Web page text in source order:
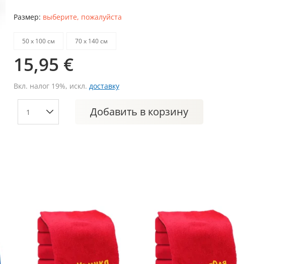
Размер: выберите, пожалуйста
50 х 100 см 70 х 140 см
15,95 €
Вкл. налог 19%, искл. доставку
Добавить в корзину